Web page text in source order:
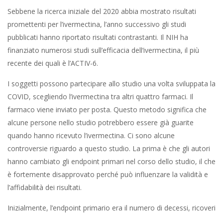
Sebbene la ricerca iniziale del 2020 abbia mostrato risultati
promettenti per l’ivermectina, l’anno successivo gli studi
pubblicati hanno riportato risultati contrastanti. Il NIH ha
finanziato numerosi studi sull’efficacia dell’ivermectina, il più
recente dei quali è l’ACTIV-6.
I soggetti possono partecipare allo studio una volta sviluppata la
COVID, scegliendo l’ivermectina tra altri quattro farmaci. Il
farmaco viene inviato per posta. Questo metodo significa che
alcune persone nello studio potrebbero essere già guarite
quando hanno ricevuto l’ivermectina. Ci sono alcune
controversie riguardo a questo studio. La prima è che gli autori
hanno cambiato gli endpoint primari nel corso dello studio, il che
è fortemente disapprovato perché può influenzare la validità e
l’affidabilità dei risultati.
Inizialmente, l’endpoint primario era il numero di decessi, ricoveri